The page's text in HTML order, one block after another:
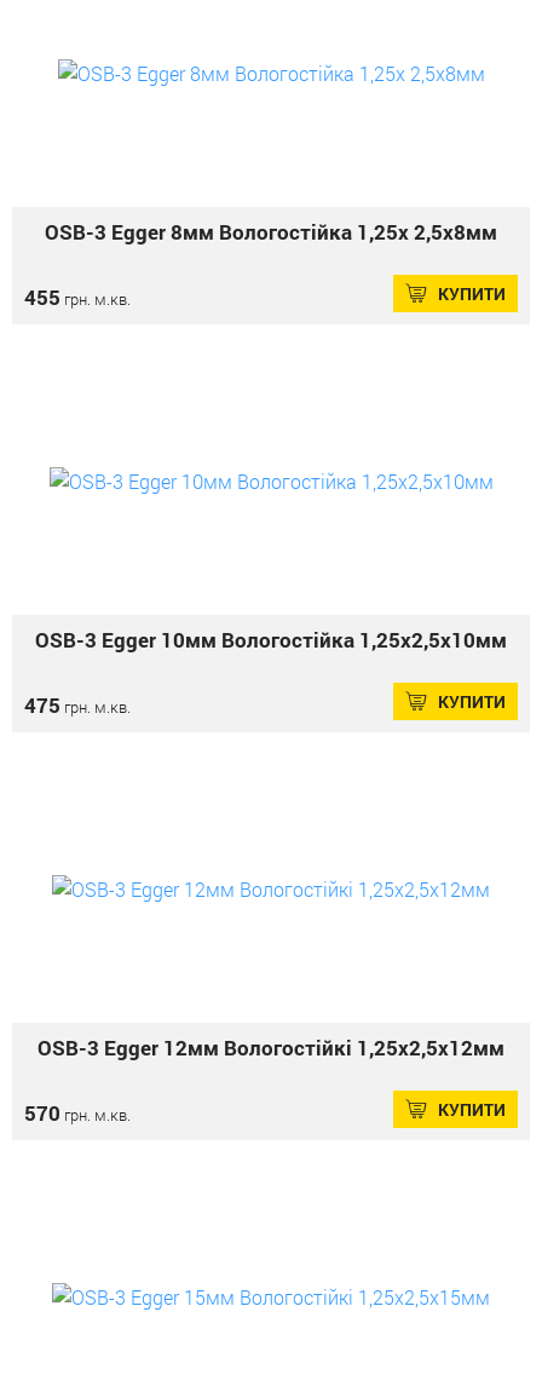
OSB-3 Еgger 8мм Вологостійка 1,25х 2,5х8мм
455 грн. м.кв. КУПИТИ
OSB-3 Еgger 10мм Вологостійка 1,25х2,5х10мм
475 грн. м.кв. КУПИТИ
OSB-3 Еgger 12мм Вологостійкі 1,25х2,5х12мм
570 грн. м.кв. КУПИТИ